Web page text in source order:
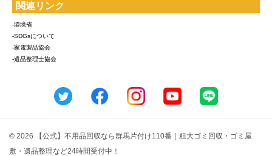
関連リンク
-環境省
-SDGsについて
-家電製品協会
-遺品整理士協会
© 2026 【公式】不用品回収なら群馬片付け110番｜粗大ゴミ回収・ゴミ屋
敷・遺品整理など24時間受付中！